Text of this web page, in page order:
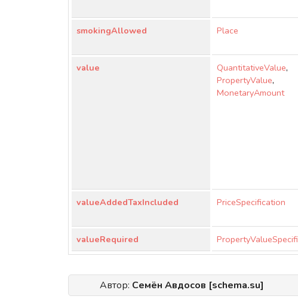
smokingAllowed Place
value QuantitativeValue,
PropertyValue,
MonetaryAmount
valueAddedTaxIncluded PriceSpecification
valueRequired
Автор: Семён Авдосов [schema.su]